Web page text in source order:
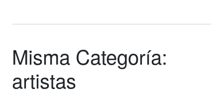
Misma Categoría:
artistas